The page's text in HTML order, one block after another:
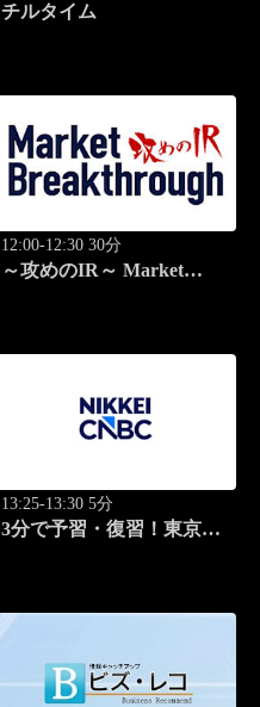
チルタイム
12:00-12:30 30分
～攻めのIR～ Market
13:25-13:30 5分
3分で予習・復習！東京市